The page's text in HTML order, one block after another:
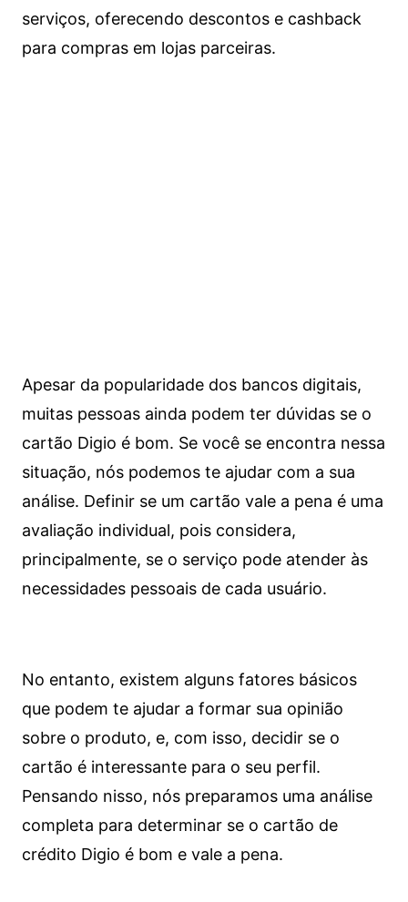
serviços, oferecendo descontos e cashback
para compras em lojas parceiras.
Apesar da popularidade dos bancos digitais,
muitas pessoas ainda podem ter dúvidas se o
cartão Digio é bom. Se você se encontra nessa
situação, nós podemos te ajudar com a sua
análise. Definir se um cartão vale a pena é uma
avaliação individual, pois considera,
principalmente, se o serviço pode atender às
necessidades pessoais de cada usuário.
No entanto, existem alguns fatores básicos
que podem te ajudar a formar sua opinião
sobre o produto, e, com isso, decidir se o
cartão é interessante para o seu perfil.
Pensando nisso, nós preparamos uma análise
completa para determinar se o cartão de
crédito Digio é bom e vale a pena.